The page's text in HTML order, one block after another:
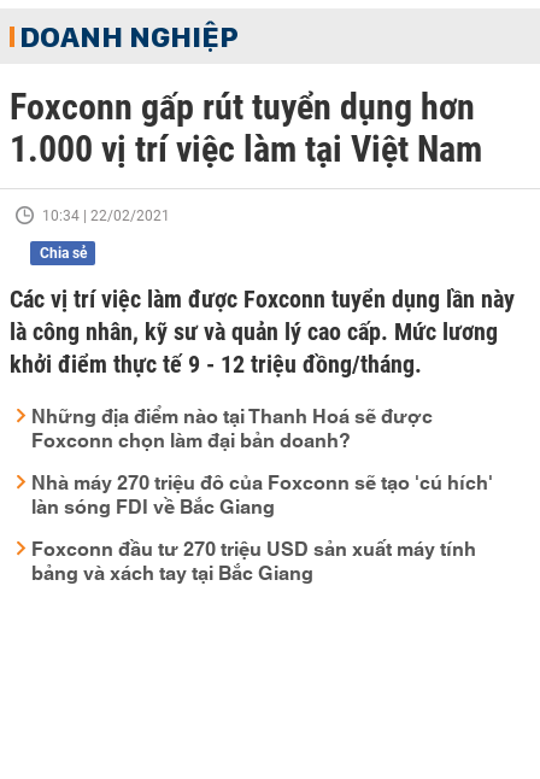
DOANH NGHIỆP
Foxconn gấp rút tuyển dụng hơn
1.000 vị trí việc làm tại Việt Nam
10:34 | 22/02/2021
Chia sẻ
Các vị trí việc làm được Foxconn tuyển dụng lần này
là công nhân, kỹ sư và quản lý cao cấp. Mức lương
khởi điểm thực tế 9 - 12 triệu đồng/tháng.
Những địa điểm nào tại Thanh Hoá sẽ được
Foxconn chọn làm đại bản doanh?
Nhà máy 270 triệu đô của Foxconn sẽ tạo 'cú hích'
làn sóng FDI về Bắc Giang
Foxconn đầu tư 270 triệu USD sản xuất máy tính
bảng và xách tay tại Bắc Giang